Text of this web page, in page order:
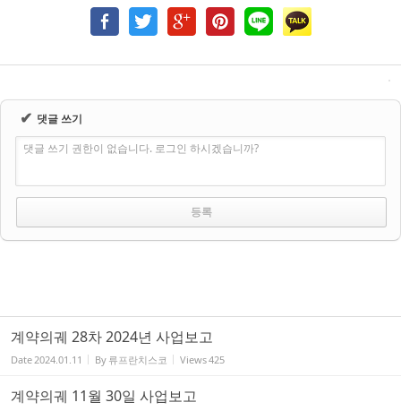
✔ 댓글 쓰기
댓글 쓰기 권한이 없습니다. 로그인 하시겠습니까?
계약의궤 28차 2024년 사업보고
Date2024.01.11 By 류프란치스코 Views425
계약의궤 11월 30일 사업보고